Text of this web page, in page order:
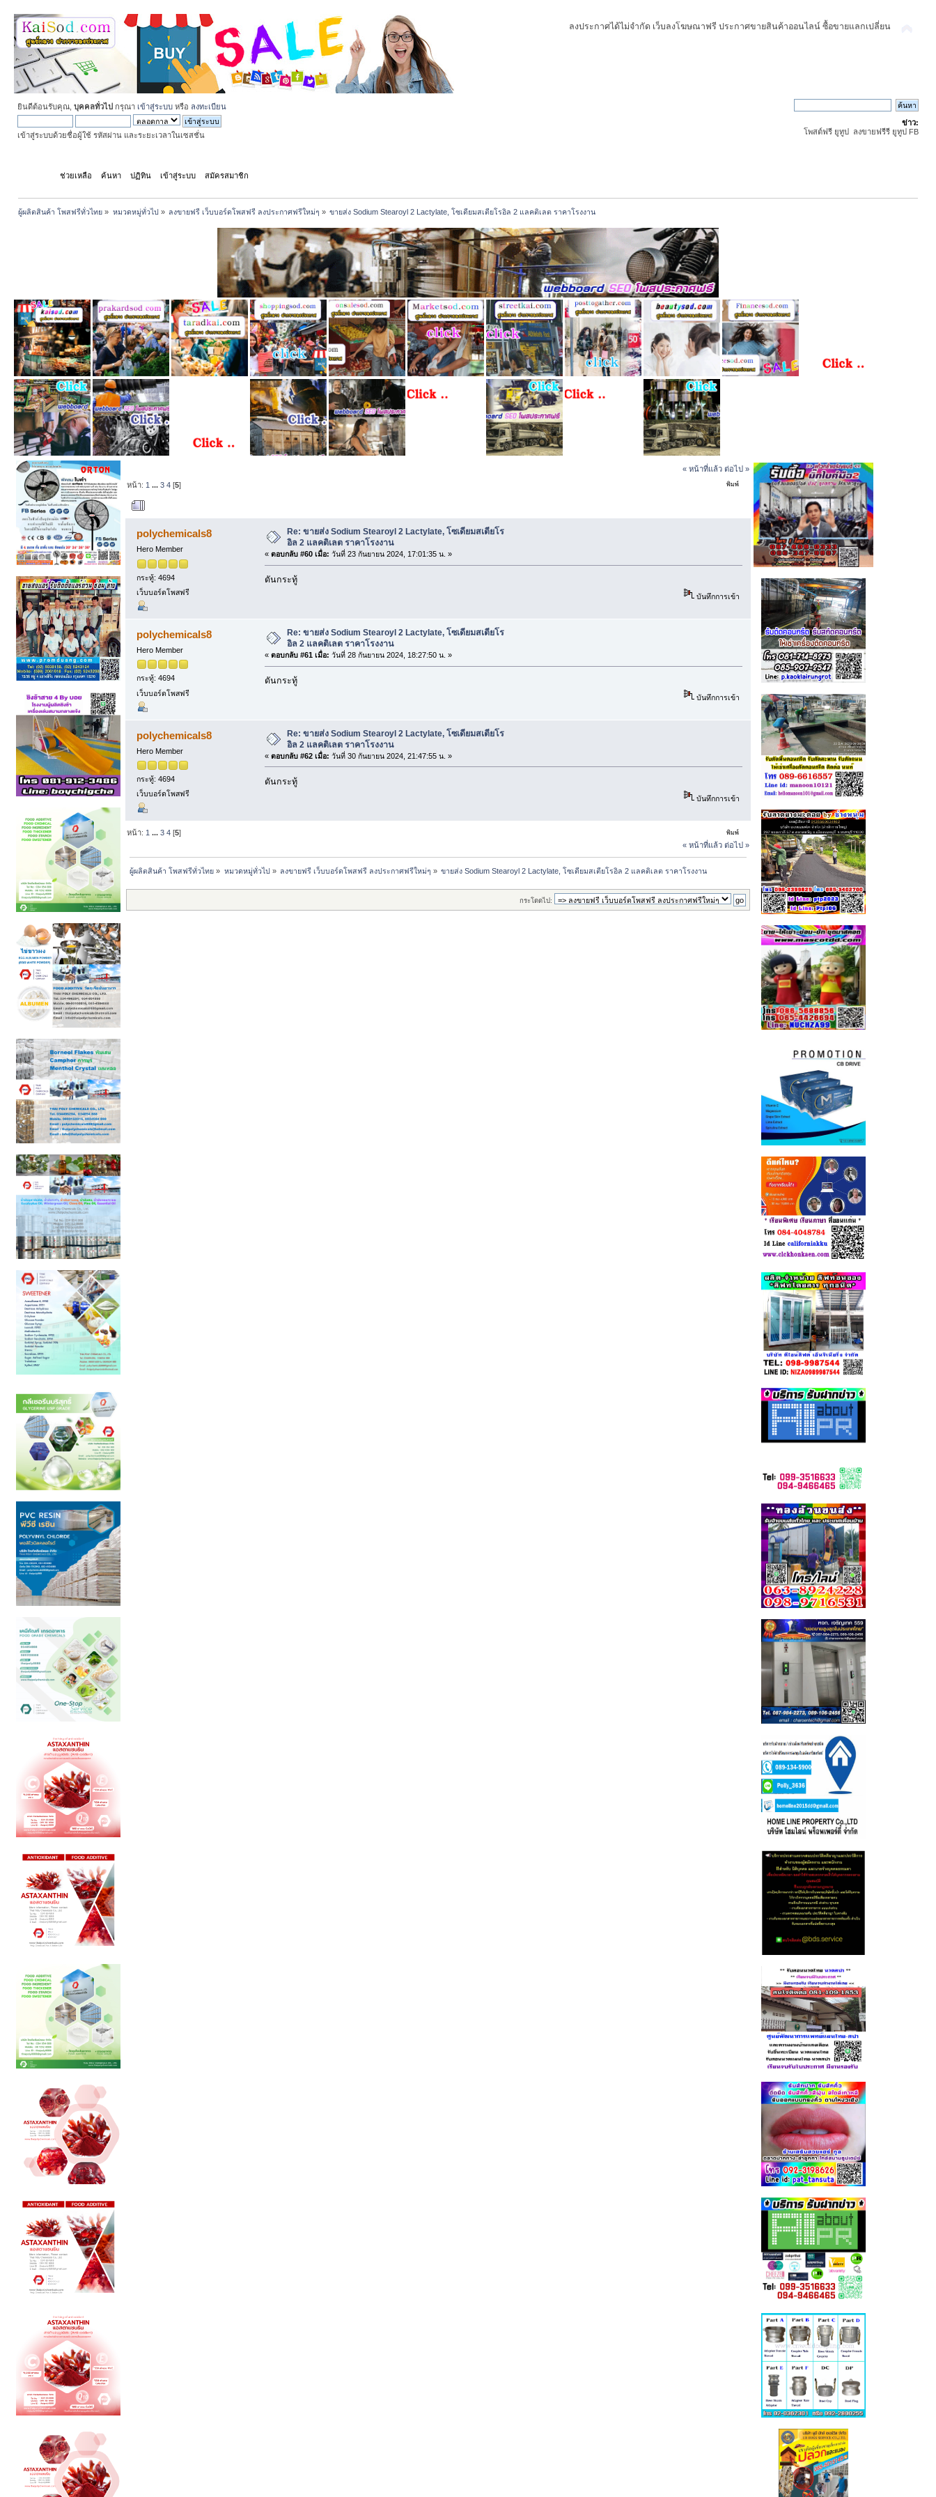
ลงประกาศได้ไม่จำกัด เว็บลงโฆษณาฟรี ประกาศขายสินค้าออนไลน์ ซื้อขายแลกเปลี่ยน
ยินดีต้อนรับคุณ, บุคคลทั่วไป กรุณา เข้าสู่ระบบ หรือ ลงทะเบียน
เข้าสู่ระบบด้วยชื่อผู้ใช้ รหัสผ่าน และระยะเวลาในเซสชั่น
ข่าว:
โพสต์ฟรี ยูทูป ลงขายฟรีรี ยูทูป FB
ช่วยเหลือ ค้นหา ปฏิทิน เข้าสู่ระบบ สมัครสมาชิก
ผู้ผลิตสินค้า โพสฟรีทั่วไทย » หมวดหมู่ทั่วไป» ลงขายฟรี เว็บบอร์ดโพสฟรี ลงประกาศฟรีใหม่ๆ » ขายส่ง Sodium Stearoyl 2 Lactylate, โซเดียมสเตียโรอิล 2 แลคติเลต ราคาโรงงาน
« หน้าที่แล้ว ต่อไป »
พิมพ์
หน้า: 1 ...3 4 [5]
polychemicals8
Hero Member
กระทู้: 4694
เว็บบอร์ดโพสฟรี
Re: ขายส่ง Sodium Stearoyl 2 Lactylate, โซเดียมสเตียโร
อิล 2 แลคติเลต ราคาโรงงาน
« ตอบกลับ #60 เมื่อ: วันที่ 23 กันยายน 2024, 17:01:35 น. »
ดันกระทู้
บันทึกการเข้า
polychemicals8
Hero Member
กระทู้: 4694
เว็บบอร์ดโพสฟรี
Re: ขายส่ง Sodium Stearoyl 2 Lactylate, โซเดียมสเตียโร
อิล 2 แลคติเลต ราคาโรงงาน
« ตอบกลับ #61 เมื่อ: วันที่ 28 กันยายน 2024, 18:27:50 น. »
ดันกระทู้
บันทึกการเข้า
polychemicals8
Hero Member
กระทู้: 4694
เว็บบอร์ดโพสฟรี
Re: ขายส่ง Sodium Stearoyl 2 Lactylate, โซเดียมสเตียโร
อิล 2 แลคติเลต ราคาโรงงาน
« ตอบกลับ #62 เมื่อ: วันที่ 30 กันยายน 2024, 21:47:55 น. »
ดันกระทู้
บันทึกการเข้า
พิมพ์
หน้า:1 ...3 4 [5]
« หน้าที่แล้ว ต่อไป »
ผู้ผลิตสินค้า โพสฟรีทั่วไทย » หมวดหมู่ทั่วไป » ลงขายฟรี เว็บบอร์ดโพสฟรี ลงประกาศฟรีใหม่ๆ » ขายส่ง Sodium Stearoyl 2 Lactylate, โซเดียมสเตียโรอิล 2 แลคติเลต ราคาโรงงาน
กระโดดไป: